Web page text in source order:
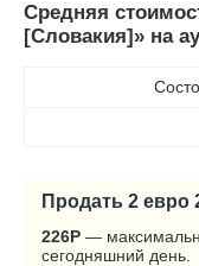
Средняя
[Словакия]» на
Продать 2 евро
226Р —
сегодняшний день.